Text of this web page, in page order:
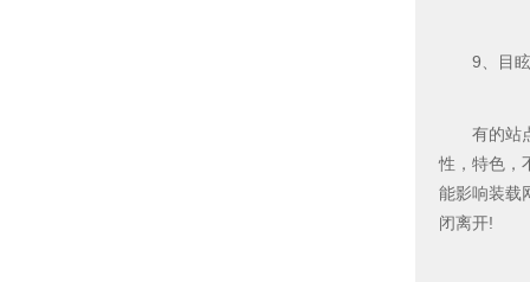
9、目眩
有的站点
性，特色，
能影响装载
闭离开!